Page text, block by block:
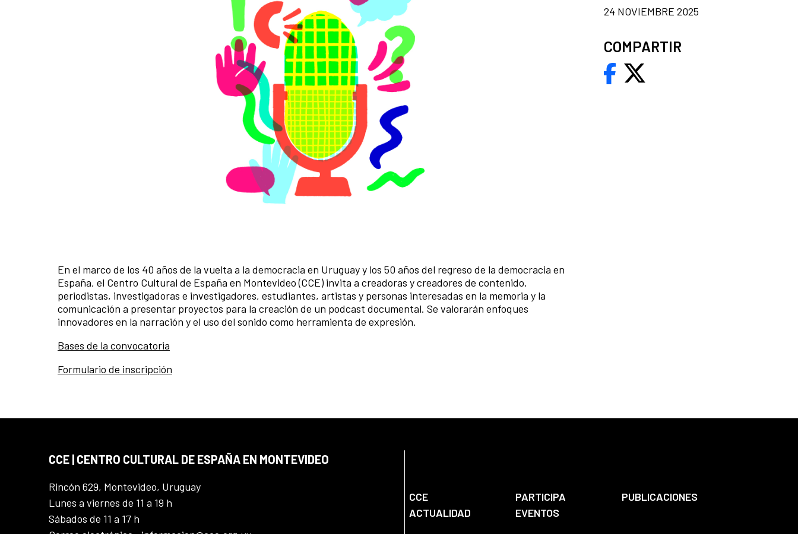
En el marco de los 40 años de la vuelta a la democracia en Uruguay y los 50 años del regreso de la democracia en
España, el Centro Cultural de España en Montevideo (CCE) invita a creadoras y creadores de contenido,
periodistas, investigadoras e investigadores, estudiantes, artistas y personas interesadas en la memoria y la
comunicación a presentar proyectos para la creación de un podcast documental. Se valorarán enfoques
innovadores en la narración y el uso del sonido como herramienta de expresión.
Bases de la convocatoria
Formulario de inscripción
24 NOVIEMBRE 2025
COMPARTIR
CCE | CENTRO CULTURAL DE ESPAÑA EN MONTEVIDEO
Rincón 629, Montevideo, Uruguay
Lunes a viernes de 11 a 19 h
Sábados de 11 a 17 h
CCE PARTICIPA
PUBLICACIONES
ACTUALIDAD
EVENTOS